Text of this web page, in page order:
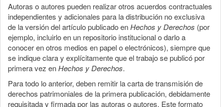
Autoras o autores pueden realizar otros acuerdos contractuales
independientes y adicionales para la distribución no exclusiva
de la versión del artículo publicado enHechos y Derechos (por
ejemplo, incluirlo en un repositorio institucional o darlo a
conocer en otros medios en papel o electrónicos), siempre que
se indique clara y explícitamente que el trabajo se publicó por
primera vez enHechos y Derechos.
Para todo lo anterior, deben remitir la carta de transmisión de
derechos patrimoniales de la primera publicación, debidamente
requisitada y firmada por las autoras o autores. Este formato